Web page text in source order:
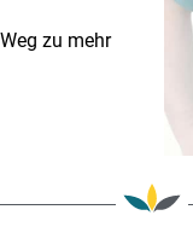
zu mehr